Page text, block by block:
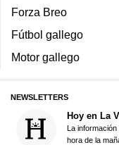
Forza Breo
Fútbol gallego
Motor gallego
NEWSLETTERS
Hoy en La
La
hora de la